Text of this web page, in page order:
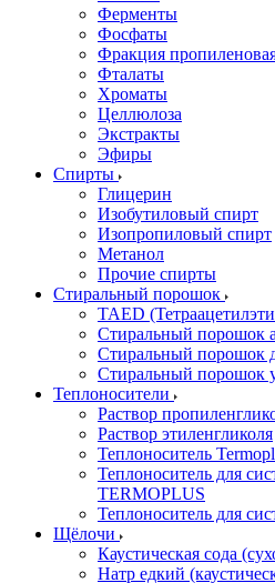
Ферменты
Фосфаты
Фракция
Фталаты
Хроматы
Целлюлоза
Экстракты
Эфиры
Спирты
Глицерин
Изобутиловый спирт
Изопропиловый спирт
Метанол
Прочие спирты
Стиральный порошок
TAED
Стиральный порошок
Стиральный порошок
Стиральный порошок
Теплоносители
Раствор
Раствор этиленгликоля
Теплоноситель
Теплоноситель для
TERMOPLUS
Теплоноситель для
Щёлочи
Каустическая сода
Натр едкий